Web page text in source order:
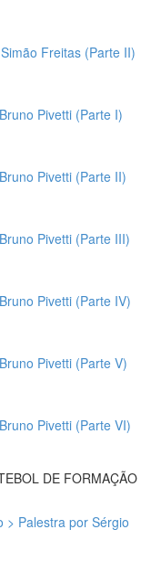
Freitas (Parte II)
Pivetti (Parte I)
Pivetti (Parte II)
Pivetti (Parte III)
Pivetti (Parte IV)
Pivetti (Parte V)
Pivetti (Parte VI)
DE FORMAÇÃO
> Palestra por Sérgio